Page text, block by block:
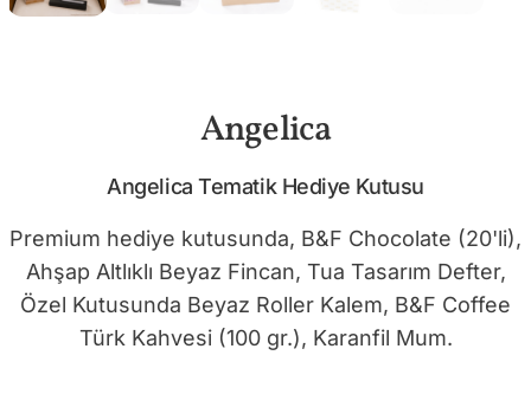
Angelica
Angelica Tematik Hediye Kutusu
Premium hediye kutusunda, B&F Chocolate (20'li),
Ahşap Altlıklı Beyaz Fincan, Tua Tasarım Defter,
Özel Kutusunda Beyaz Roller Kalem, B&F Coffee
Türk Kahvesi (100 gr.), Karanfil Mum.